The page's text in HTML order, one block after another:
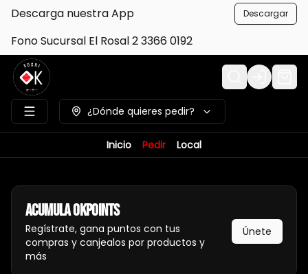
Descarga nuestra App Descargar
Fono Sucursal El Rosal 2 3366 0192
Login
¿Dónde quieres pedir?
Inicio Pedir Local
AcumulaOkpoints
Regístrate, gana puntos con tus
compras y canjealos por productos y
más
Únete